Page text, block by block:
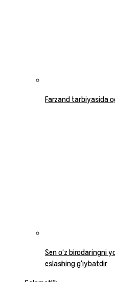
Farzand tarbiyasida
Sen o‘z birodaringni
eslashing g‘iybatdir